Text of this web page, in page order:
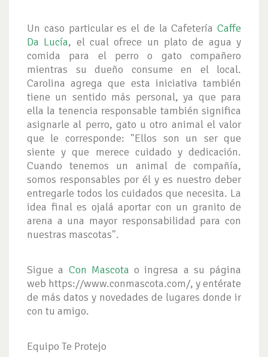
Un caso particular es el de la Cafetería Caffe
Da Lucía, el cual ofrece un plato de agua y
comida para el perro o gato compañero
mientras su dueño consume en el local.
Carolina agrega que esta iniciativa también
tiene un sentido más personal, ya que para
ella la tenencia responsable también significa
asignarle al perro, gato u otro animal el valor
que le corresponde: "Ellos son un ser que
siente y que merece cuidado y dedicación.
Cuando tenemos un animal de compañía,
somos responsables por él y es nuestro deber
entregarle todos los cuidados que necesita. La
idea final es ojalá aportar con un granito de
arena a una mayor responsabilidad para con
nuestras mascotas".
Sigue a Con Mascota o ingresa a su página
web https://www.conmascota.com/, y entérate
de más datos y novedades de lugares donde ir
con tu amigo.
Equipo Te Protejo